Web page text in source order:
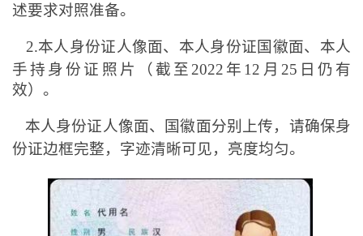
述要求对照准备。
2.本人身份证人像面、本人身份证国徽面、本人
手持身份证照片（截至2022年12月25日仍有
效）。
本人身份证人像面、国徽面分别上传，请确保身
份证边框完整，字迹清晰可见，亮度均匀。